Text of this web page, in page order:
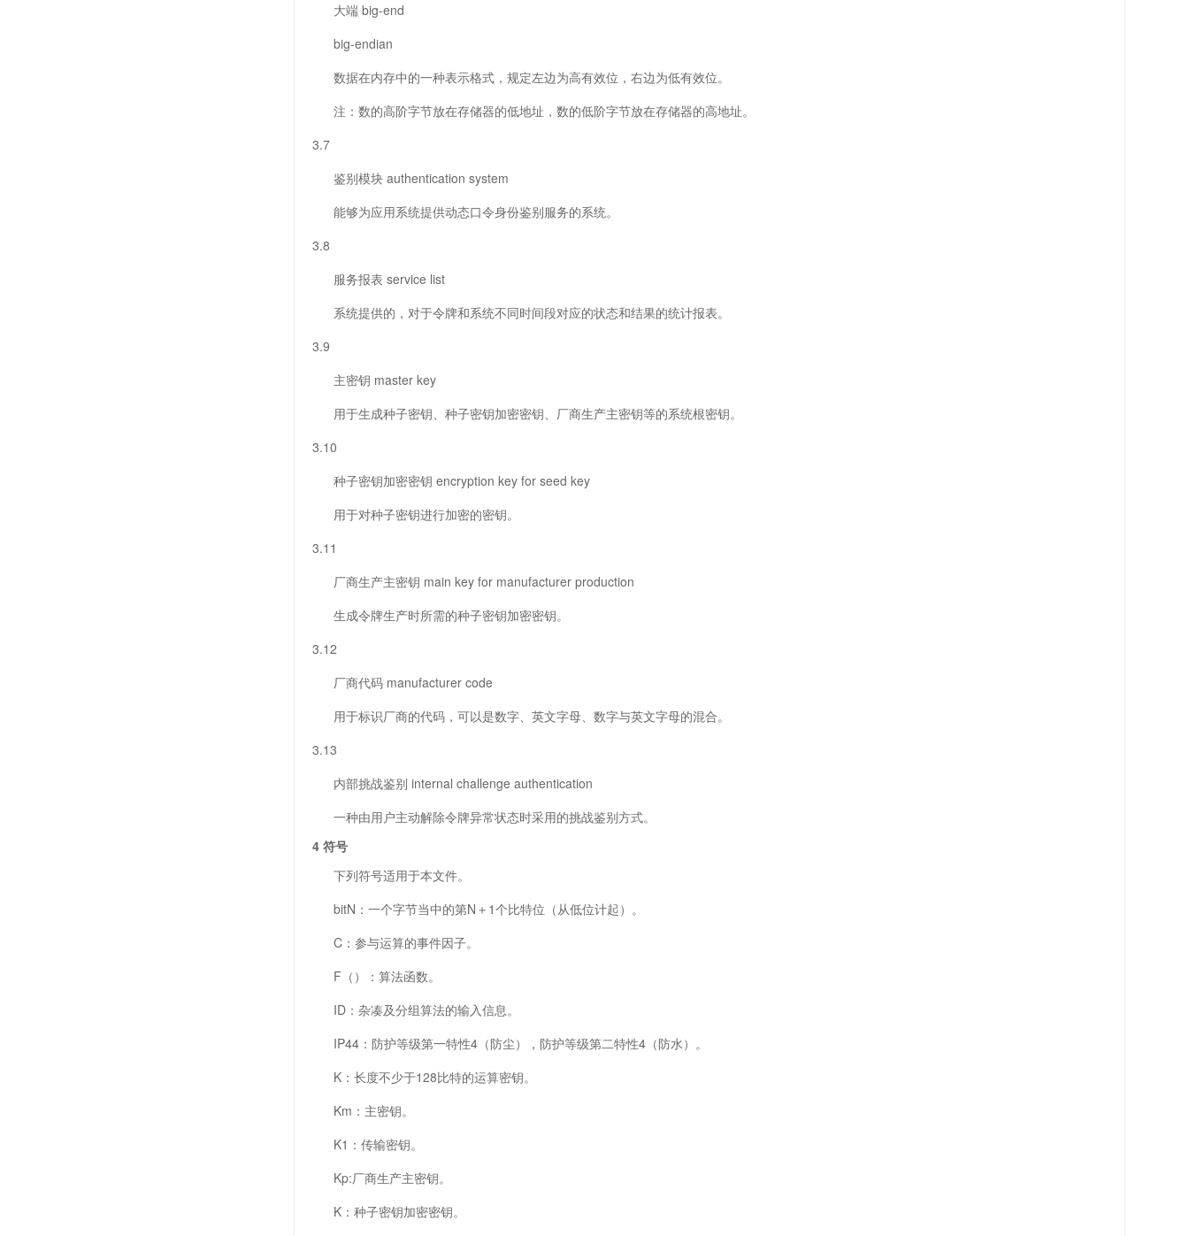
大端 big-end
big-endian
数据在内存中的一种表示格式，规定左边为高有效位，右边为低有效位。
注：数的高阶字节放在存储器的低地址，数的低阶字节放在存储器的高地址。
3.7
鉴别模块 authentication system
能够为应用系统提供动态口令身份鉴别服务的系统。
3.8
服务报表 service list
系统提供的，对于令牌和系统不同时间段对应的状态和结果的统计报表。
3.9
主密钥 master key
用于生成种子密钥、种子密钥加密密钥、厂商生产主密钥等的系统根密钥。
3.10
种子密钥加密密钥 encryption key for seed key
用于对种子密钥进行加密的密钥。
3.11
厂商生产主密钥 main key for manufacturer production
生成令牌生产时所需的种子密钥加密密钥。
3.12
厂商代码 manufacturer code
用于标识厂商的代码，可以是数字、英文字母、数字与英文字母的混合。
3.13
内部挑战鉴别 internal challenge authentication
一种由用户主动解除令牌异常状态时采用的挑战鉴别方式。
4 符号
下列符号适用于本文件。
bitN：一个字节当中的第N＋1个比特位（从低位计起）。
C：参与运算的事件因子。
F（）：算法函数。
ID：杂凑及分组算法的输入信息。
IP44：防护等级第一特性4（防尘），防护等级第二特性4（防水）。
K：长度不少于128比特的运算密钥。
Km：主密钥。
K1：传输密钥。
Kp:厂商生产主密钥。
K：种子密钥加密密钥。